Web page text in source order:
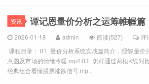
资讯 谭记恩量价分析之运筹帷幄篇
2026-01-18 admin 阅读(527)
评
课程目录： 01_量价分析系统实战篇简介，理解量
意图及市场的情绪冷暖.mp4 03_怎样通过两根K线对
经典组合看懂股票涨跌信号.mp...